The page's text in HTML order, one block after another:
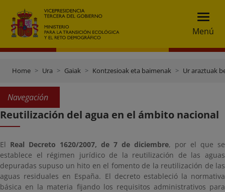
Menú
Home Ura Gaiak Kontzesioak eta baimenak Ur araztuak
Navegación
Reutilización del agua en el ámbito nacional
El Real Decreto 1620/2007, de 7 de diciembre, por el que se
establece el régimen jurídico de la reutilización de las aguas
depuradas supuso un hito en el fomento de la reutilización de las
aguas residuales en España. El decreto estableció la normativa
básica en la materia fijando los requisitos administrativos para